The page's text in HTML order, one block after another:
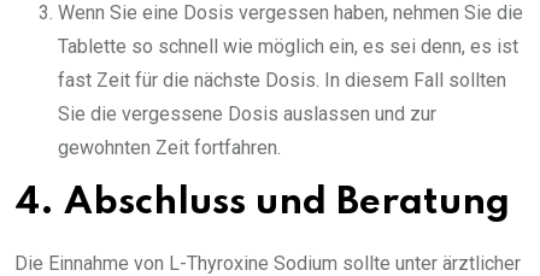
Wenn Sie eine Dosis vergessen haben, nehmen Sie die
Tablette so schnell wie möglich ein, es sei denn, es ist
fast Zeit für die nächste Dosis. In diesem Fall sollten
Sie die vergessene Dosis auslassen und zur
gewohnten Zeit fortfahren.
4. Abschluss und Beratung
Die Einnahme von L-Thyroxine Sodium sollte unter ärztlicher